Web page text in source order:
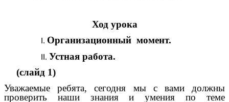
Ход урока
Организационный момент.
Устная работа.
(слайд 1)
Уважаемые ребята, сегодня мы с вами должны
проверить наши знания и умения по теме